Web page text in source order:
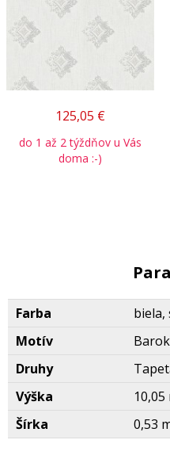
125,05 €
do 1 až 2 týždňov u Vás
doma :-)
Farba
biela,
Motív
Druhy
Výška
10,05
Šírka
0,53